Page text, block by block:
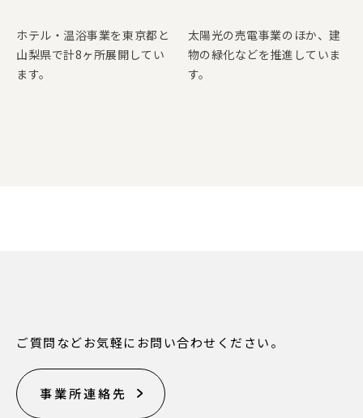
ホテル・温浴事業を東京都と
山梨県で計8ヶ所展開してい
ます。
太陽光の売電事業のほか、建
物の緑化などを推進していま
す。
ご質問などお気軽にお問い合わせください。
事業所連絡先